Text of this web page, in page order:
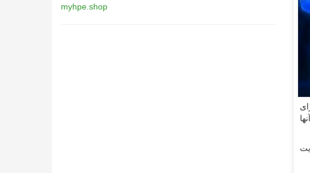
۱۹ آذر تا پایان روز شنبه ۲۲ آذر ۱۴۰۴ برای
و بسته دوم شامل «۶ گیگابایت
myhpe.shop